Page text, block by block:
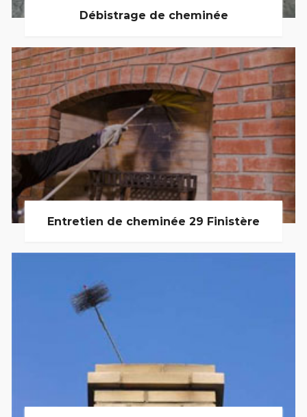
Débistrage de cheminée
Entretien de cheminée 29 Finistère